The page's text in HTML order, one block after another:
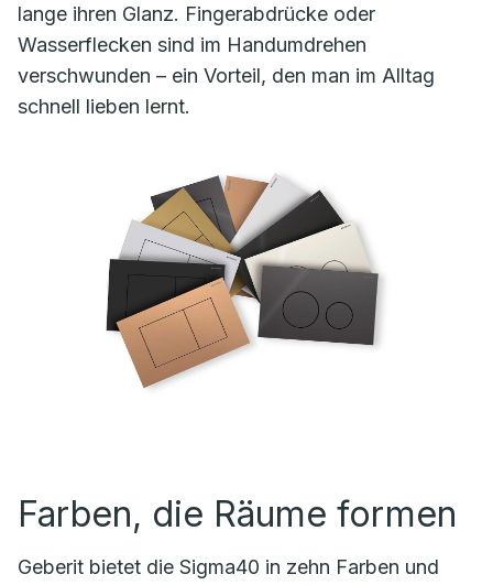
lange ihren Glanz. Fingerabdrücke oder
Wasserflecken sind im Handumdrehen
verschwunden – ein Vorteil, den man im Alltag
schnell lieben lernt.
Farben, die Räume formen
Geberit bietet die Sigma40 in zehn Farben und